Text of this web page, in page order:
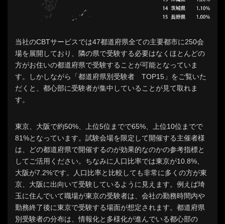
当社のCBTサービスでは47都道府県全ての主要都市に250会
場を展開しており、隣の県で受験する必要はなくほとんどの
方がお住いの都道府県で受験することが可能となっていま
す。しかしながら「都道府県別受験者 TOP15」をご覧いた
だくと、都心部に受験者が集中していることが見て取れま
す。
東京、大阪で約50%、上位5位までで65%、上位10位までで
81%となっています。試験会場を限定して開催する主催者様
は、どの都道府県で開催するのが効果的なのかの参考指標と
してご活用ください。ちなみに人口比率では東京が10.8%、
大阪が7.2%です。人口比率と比較しても非常に多くの方が東
京、大阪に出向いて受験しているように見えます。例えば埼
玉に住んでいて職場が東京の受験者は、会社の勤務時間内や
勤務終了後に東京で受験する場面が想定されます。都道府県
別受験者の分布は、情報化と多様化が進んでいる都心部の